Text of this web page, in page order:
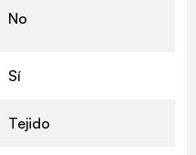
No
Sí
Tejido